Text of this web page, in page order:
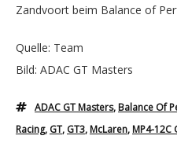
Zandvoort beim Balance of
Quelle: Team
Bild: ADAC GT Masters
ADAC GT Masters, Balance Of
Racing, GT, GT3, McLaren, MP4-12C